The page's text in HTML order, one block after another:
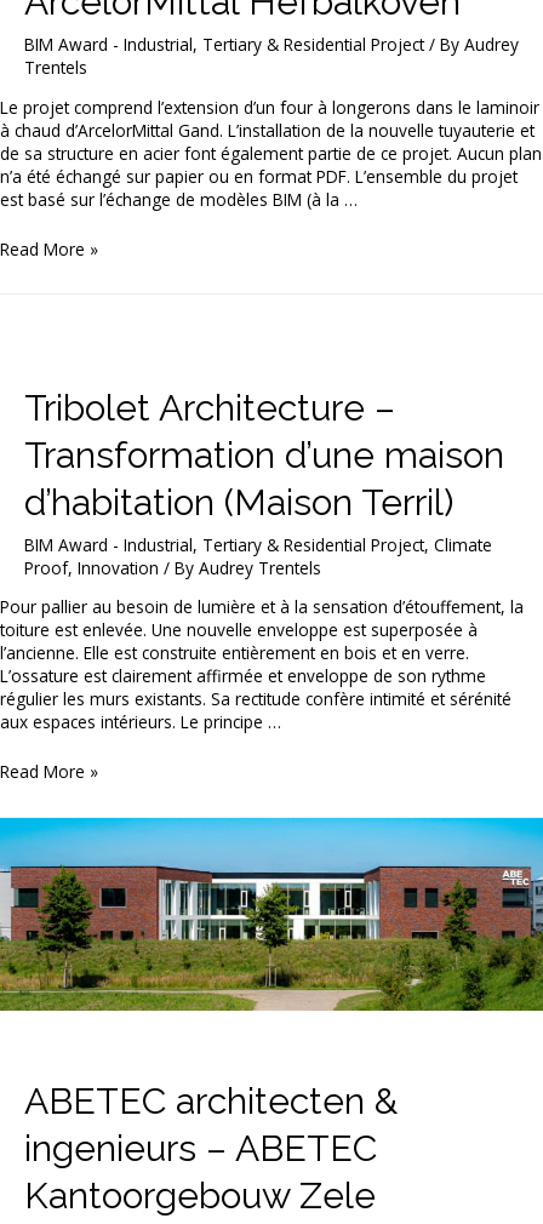
BIM Award - Industrial, Tertiary & Residential Project/ By Audrey
Trentels
Le projet comprend l’extension d’un four à longerons dans le laminoir
à chaud d’ArcelorMittal Gand. L’installation de la nouvelle tuyauterie et
de sa structure en acier font également partie de ce projet. Aucun plan
n’a été échangé sur papier ou en format PDF. L’ensemble du projet
est basé sur l’échange de modèles BIM (à la …
Sweco
Read More »
Tribolet Architecture –
Transformation d’une maison
d’habitation (Maison Terril)
BIM Award - Industrial, Tertiary & Residential Project, Climate
Proof, Innovation / By Audrey Trentels
Pour pallier au besoin de lumière et à la sensation d’étouffement, la
toiture est enlevée. Une nouvelle enveloppe est superposée à
l’ancienne. Elle est construite entièrement en bois et en verre.
L’ossature est clairement affirmée et enveloppe de son rythme
régulier les murs existants. Sa rectitude confère intimité et sérénité
aux espaces intérieurs. Le principe …
Tribolet
–
Transformation
d’une
maison
d’habitation
(Maison
Terril)
Read More »
ABETEC architecten &
ingenieurs – ABETEC
Kantoorgebouw Zele